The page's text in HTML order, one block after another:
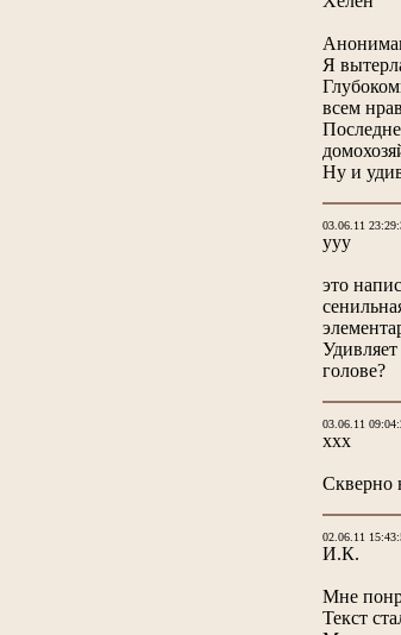
Я
всем
Ну и
03.06.11
ууу
это
голове?
03.06.11
xxx
Скверно
02.06.11
И.К.
Мне
Текст